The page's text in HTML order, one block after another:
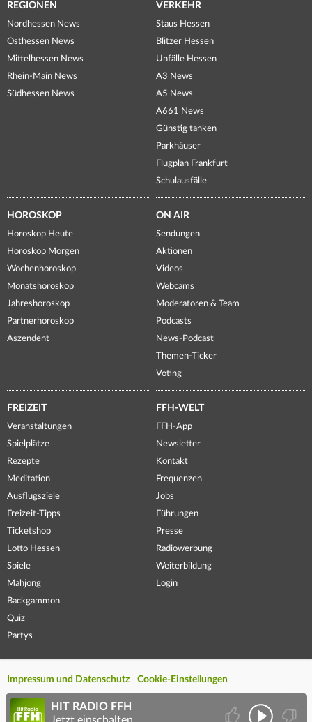
REGIONEN
Nordhessen News
Osthessen News
Mittelhessen News
Rhein-Main News
Südhessen News
VERKEHR
Staus Hessen
Blitzer Hessen
Unfälle Hessen
A3 News
A5 News
A661 News
Günstig tanken
Parkhäuser
Flugplan Frankfurt
Schulausfälle
HOROSKOP
Horoskop Heute
Horoskop Morgen
Wochenhoroskop
Monatshoroskop
Jahreshoroskop
Partnerhoroskop
Aszendent
ON AIR
Sendungen
Aktionen
Videos
Webcams
Moderatoren & Team
Podcasts
News-Podcast
Themen-Ticker
Voting
FREIZEIT
Veranstaltungen
Spielplätze
Rezepte
Meditation
Ausflugsziele
Freizeit-Tipps
Ticketshop
Lotto Hessen
Spiele
Mahjong
Backgammon
Quiz
Partys
FFH-WELT
FFH-App
Newsletter
Kontakt
Frequenzen
Jobs
Führungen
Presse
Radiowerbung
Weiterbildung
Login
Impressum und Datenschutz Cookie-Einstellungen
HIT RADIO FFH